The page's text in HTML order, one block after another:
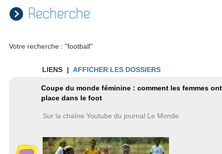
Recherche
Votre recherche : "football"
LIENS | AFFICHER LES DOSSIERS
Coupe du monde féminine : comment les femmes
place dans le foot
Sur la chaîne Youtube du journal Le Monde